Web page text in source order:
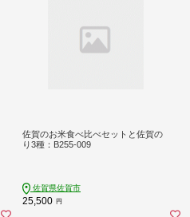
佐賀のお米食べ比べセットと佐賀の
り3種：B255-009
佐賀県佐賀市
25,500 円